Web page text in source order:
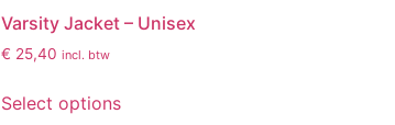
Varsity Jacket – Unisex
€ 25,40 incl. btw
Select options